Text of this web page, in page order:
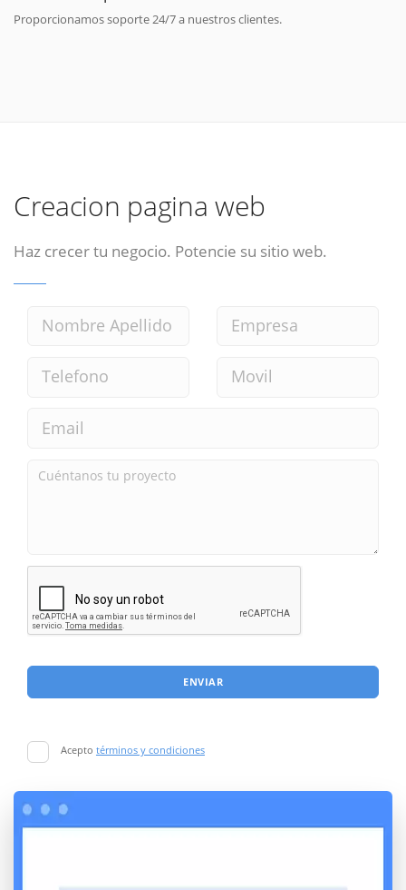
Proporcionamos soporte 24/7 a nuestros clientes.
Creacion pagina web
Haz crecer tu negocio. Potencie su sitio web.
ENVIAR
Acepto términos y condiciones